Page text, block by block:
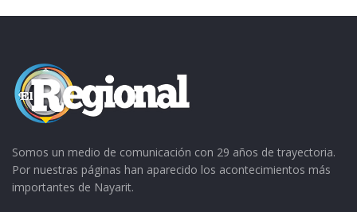
Somos un medio de comunicación con 29 años de trayectoria.
Por nuestras páginas han aparecido los acontecimientos más
importantes de Nayarit.